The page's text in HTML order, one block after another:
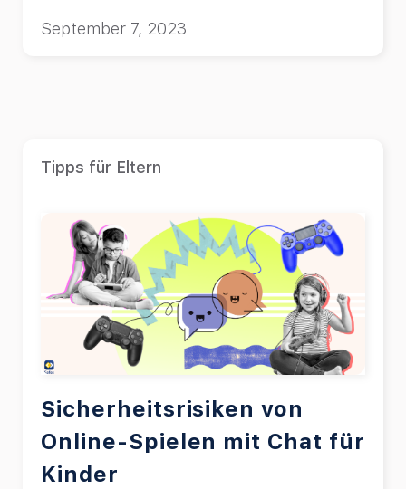
September 7, 2023
Tipps für Eltern
Sicherheitsrisiken von
Online-Spielen mit Chat für
Kinder